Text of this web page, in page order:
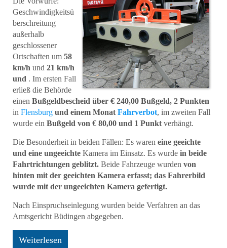
Geschwindigkeitsü
berschreitung
außerhalb
geschlossener
Ortschaften um 58
km/h und 21 km/h
und . Im ersten Fall
erließ die Behörde
einen Bußgeldbescheid über € 240,00 Bußgeld, 2 Punkten
in Flensburg und einem Monat Fahrverbot, im zweiten Fall
wurde ein Bußgeld von € 80,00 und 1 Punkt verhängt.
Die Besonderheit in beiden Fällen: Es waren eine geeichte
und eine ungeeichte Kamera im Einsatz. Es wurde in beide
Fahrtrichtungen geblitzt. Beide Fahrzeuge wurden von
hinten mit der geeichten Kamera erfasst; das Fahrerbild
wurde mit der ungeeichten Kamera gefertigt.
Nach Einspruchseinlegung wurden beide Verfahren an das
Amtsgericht Büdingen abgegeben.
Weiterlesen